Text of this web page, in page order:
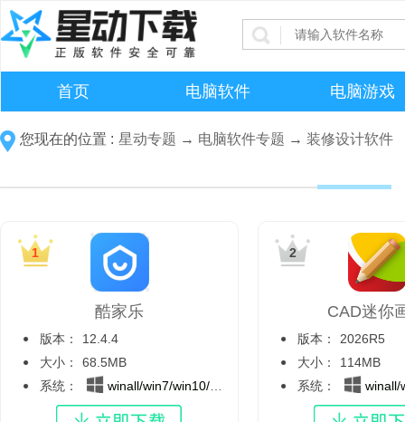
首页 电脑软件 电脑游戏
您现在的位置 : 星动专题 → 电脑软件专题 → 装修设计软件
酷家乐
版本：
12.4.4
大小：
68.5MB
系统：
winall/win7/win10/win11
CAD迷你
版本：
2026R5
大小：
114MB
系统：
winall/